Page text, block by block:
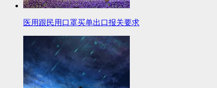
医用跟民用口罩买单出口报关要求